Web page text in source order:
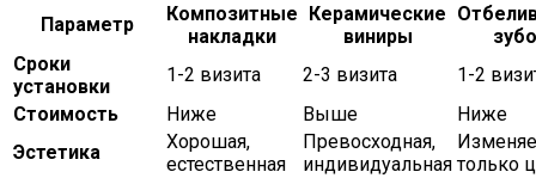
Параметр
Композитные
накладки
Керамические
виниры
Сроки
установки
1-2 визита 2-3 визита
1-2
Стоимость
Ниже Выше
Ниже
Эстетика
Хорошая,
естественная
Превосходная,
индивидуальная только